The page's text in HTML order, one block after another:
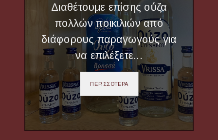
Διαθέτουμε επίσης ούζα
πολλών ποικιλιών από
διάφορους παραγωγούς για
να επιλέξετε...
ΠΕΡΙΣΣΟΤΕΡΑ